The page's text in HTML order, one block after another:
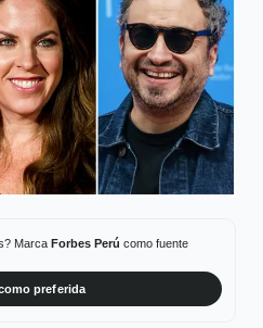
Marca Forbes Perú como fuente
preferida